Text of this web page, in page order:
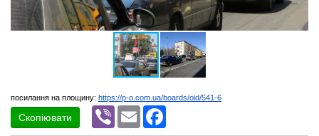
посилання на площину: https://p-o.com.ua/boards/oid/541-6
Скопіювати
Viber Email